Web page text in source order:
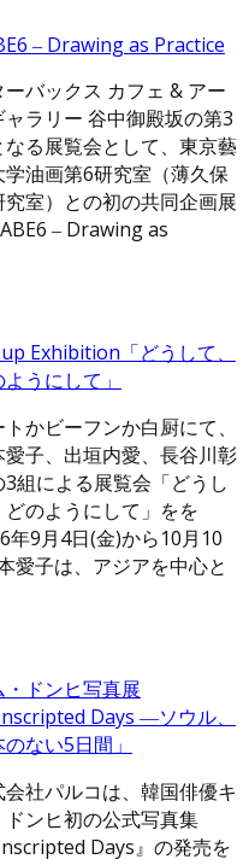
‒ Drawing as Practice
ーバックス カフェ & アー
ャラリー 谷中御殿坂の第3
なる展覧会として、東京藝
学油画第6研究室（薄久保
究室）との初の共同企画展
‒ Drawing as
Exhibition「どうして、
ようにして」
トかビーフンか白厨にて、
愛子、出垣内愛、長谷川彰
3組による展覧会「どうし
どのようにして」をを
年9月4日(金)から10月10
愛子は、アジアを中心と
・ドンヒ写真展
Days ―ソウル、
ない5日間」
会社パルコは、韓国俳優キ
ドンヒ初の公式写真集
Days』の発売を